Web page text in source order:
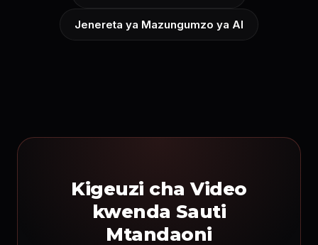
Jenereta ya Mazungumzo ya AI
Kigeuzi cha Video
kwenda Sauti
Mtandaoni